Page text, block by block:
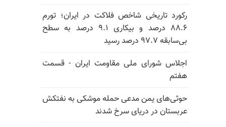
رکورد تاریخی شاخص فلاکت در ایران؛ تورم
۸۸.۶ درصد و بیکاری ۹.۱ درصد به سطح
بی‌سابقه ۹۷.۷ درصد رسید
اجلاس شورای ملی مقاومت ایران - قسمت
هفتم
حوثی‌های یمن مدعی حمله موشکی به نفتکش
عربستان در دریای سرخ شدند